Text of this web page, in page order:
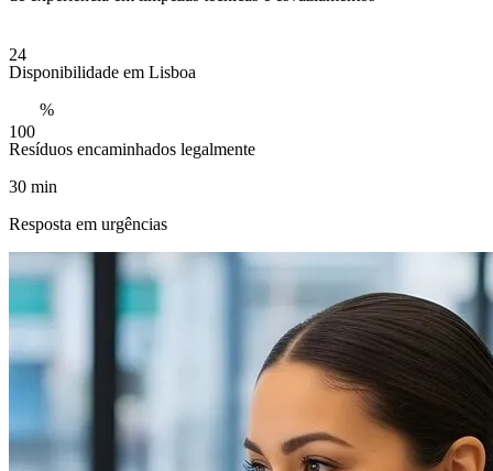
24
Disponibilidade em Lisboa
100
%
Resíduos encaminhados legalmente
30 min
Resposta em urgências